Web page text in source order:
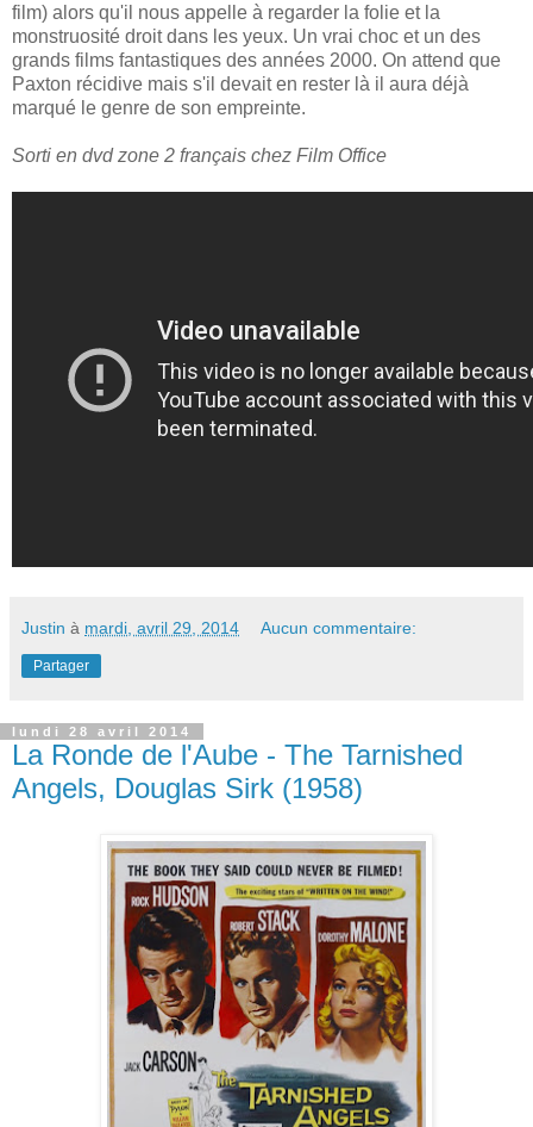
film) alors qu'il nous appelle à regarder la folie et la
monstruosité droit dans les yeux. Un vrai choc et un des
grands films fantastiques des années 2000. On attend que
Paxton récidive mais s'il devait en rester là il aura déjà
marqué le genre de son empreinte.
Sorti en dvd zone 2 français chez Film Office
Justin à mardi, avril 29, 2014 Aucun commentaire:
Partager
lundi 28 avril 2014
La Ronde de l'Aube - The Tarnished
Angels, Douglas Sirk (1958)